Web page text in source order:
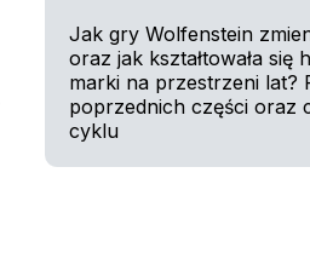
Jak gry Wolfenstein
oraz jak kształtowała się
marki na przestrzeni lat?
poprzednich części oraz
cyklu